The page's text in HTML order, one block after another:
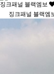
징크패널 블랙엠보
징크패널 블랙엠